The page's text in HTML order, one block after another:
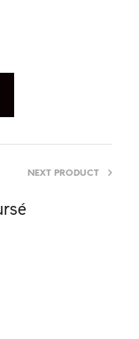
NEXT PRODUCT